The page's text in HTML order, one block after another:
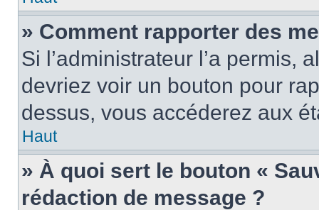
» Comment rapporter des
Si l’administrateur l’a permis,
devriez voir un bouton pour
dessus, vous accéderez aux
Haut
» À quoi sert le bouton «
rédaction de message ?